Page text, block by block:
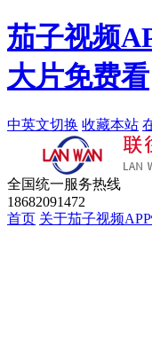
茄子视频
大片免费看
中英文切换 收藏本站
全国统一服务热线
18682091472
首页 关于茄子视频